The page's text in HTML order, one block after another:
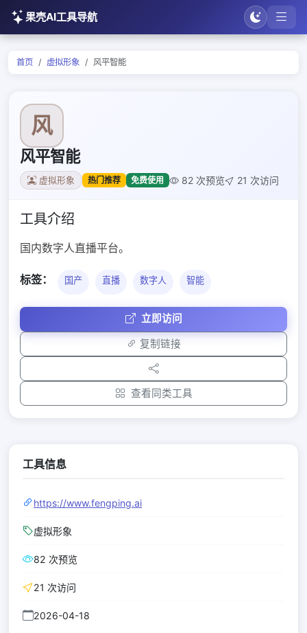
果壳AI工具导航
首页 虚拟形象 风平智能
风
风平智能
虚拟形象 热门推荐 免费使用 82 次预览 21 次访问
工具介绍
国内数字人直播平台。
标签： 国产 直播 数字人 智能
立即访问
复制链接
查看同类工具
工具信息
https://www.fengping.ai
虚拟形象
82 次预览
21 次访问
2026-04-18